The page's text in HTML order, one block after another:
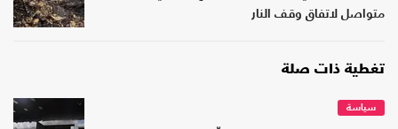
متواصل لاتفاق وقف النار
تغطية ذات صلة
سياسة